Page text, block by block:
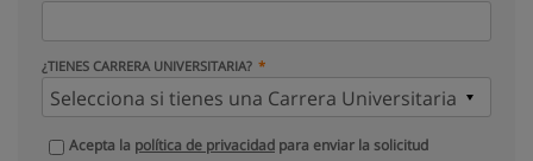
¿TIENES CARRERA UNIVERSITARIA?
Acepta la política de privacidad para enviar la solicitud